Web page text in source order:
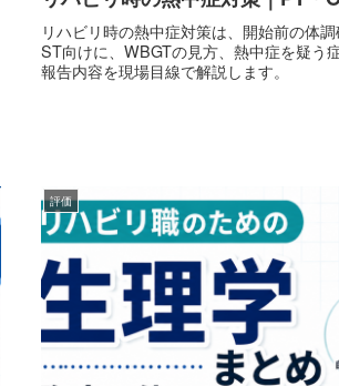
リハビリ時の熱中症対策は、開始前の体
ST向けに、WBGTの見方、熱中症を疑う
報告内容を現場目線で解説します。
評価